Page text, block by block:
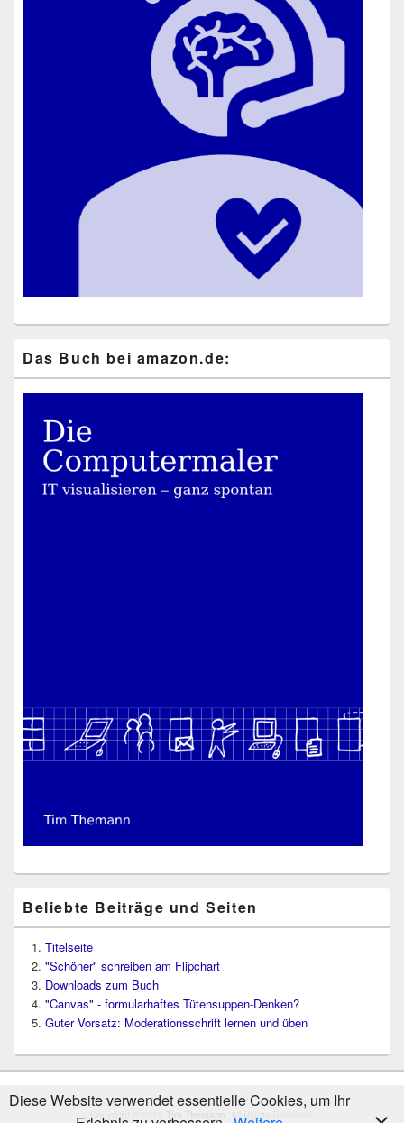
Das Buch bei ama​zon​.de:
Beliebte Beiträge und Seiten
Titelseite
"Schöner" schreiben am Flipchart
Downloads zum Buch
"Canvas" - formularhaftes Tütensuppen-Denken?
Guter Vorsatz: Moderationsschrift lernen und üben
Copyright © 2026 Tim Themann . All Rights Reserved.
Diese Website verwendet essentielle Cookies, um Ihr